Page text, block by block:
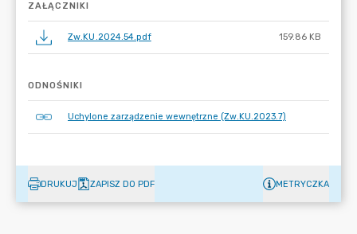
ZAŁĄCZNIKI
Zw.KU.2024.54.pdf 159.86 KB
ODNOŚNIKI
Uchylone zarządzenie wewnętrzne (Zw.KU.2023.7)
DRUKUJ ZAPISZ DO PDF METRYCZKA